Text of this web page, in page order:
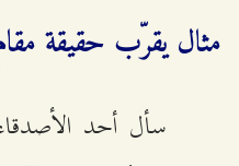
مثال يقرّب حقيقة
سأل أحد